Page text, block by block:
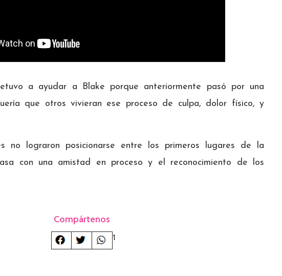
a ayudar a Blake porque anteriormente pasó por una
que otros vivieran ese proceso de culpa, dolor físico, y
no lograron posicionarse entre los primeros lugares de la
con una amistad en proceso y el reconocimiento de los
Compártenos
1